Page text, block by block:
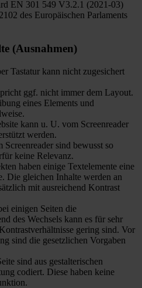
EN 301 549 V3.2.1 (2021-03)
des Europäischen Parlaments
(Ausnahmen)
Tastatur kann nicht zugesichert
ggf. nicht immer dem Layout.
eines Elements und
kann u. U. vom Screenreader
werden.
sind bewusst so
keine Relevanz.
haben einige Textelemente eine
Die gleichen Inhalte werden an
mit ausreichend Kontrast
einigen Seiten die
des Wechsels kann es für sehr
gering sind. Vor
sind die gesetzlichen Vorgaben
sind aus gestalterischen
codiert. Diese haben keine